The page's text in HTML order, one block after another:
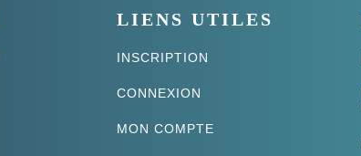
LIENS UTILES
INSCRIPTION
CONNEXION
MON COMPTE